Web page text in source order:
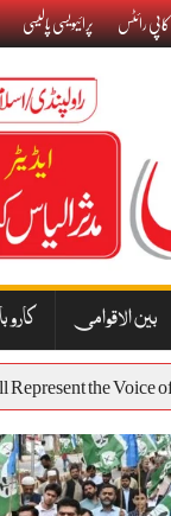
کاپی رائٹس پرائیویسی پالیسی
بین الاقوامی
Will Represent